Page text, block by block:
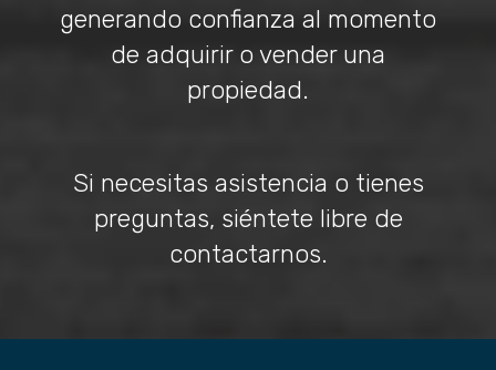
generando confianza al momento
de adquirir o vender una
propiedad.
Si necesitas asistencia o tienes
preguntas, siéntete libre de
contactarnos.